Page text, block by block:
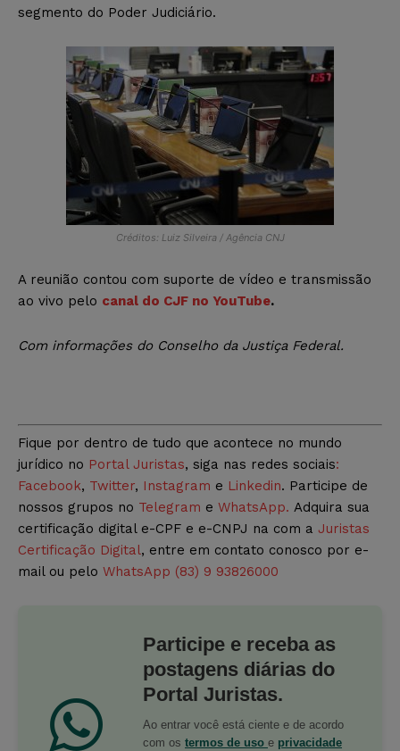
segmento do Poder Judiciário.
Créditos: Luiz Silveira / Agência CNJ
A reunião contou com suporte de vídeo e transmissão
ao vivo pelo canal do CJF no YouTube.
Com informações do Conselho da Justiça Federal.
Fique por dentro de tudo que acontece no mundo
jurídico no Portal Juristas, siga nas redes sociais:
Facebook, Twitter, Instagram e Linkedin. Participe de
nossos grupos no Telegram e WhatsApp. Adquira sua
certificação digital e-CPF e e-CNPJ na com a Juristas
Certificação Digital, entre em contato conosco por e-
mail ou pelo WhatsApp (83) 9 93826000
Participe e receba as
postagens diárias do
Portal Juristas.
Ao entrar você está ciente e de acordo
com os termos de uso e privacidade